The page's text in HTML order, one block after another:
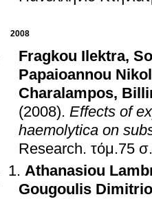
2008
Fragkou Ilektra,
Papaioannou
Charalampos,
(2008). Effects of
haemolytica on
Research.
Athanasiou
Gougoulis